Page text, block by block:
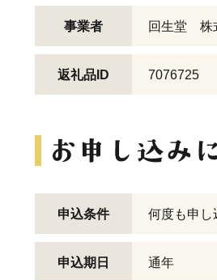
事業者 回生堂 株
返礼品ID 7076725
申込条件 何度も申し
申込期日 通年